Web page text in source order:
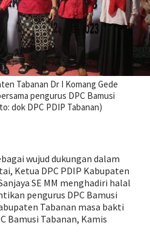
Tabanan Dr I Komang Gede
pengurus DPC Bamusi
dok DPC PDIP Tabanan)
wujud dukungan dalam
Ketua DPC PDIP Kabupaten
SE MM menghadiri halal
pengurus DPC Bamusi
Tabanan masa bakti
Bamusi Tabanan, Kamis